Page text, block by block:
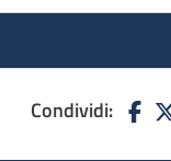
Condividi: